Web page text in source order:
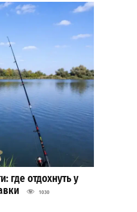
где отдохнуть у
1030